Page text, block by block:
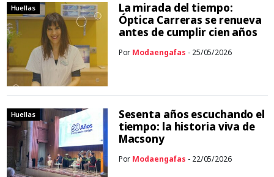
Huellas
La mirada del tiempo:
Óptica Carreras se renueva
antes de cumplir cien años
Por Modaengafas - 25/05/2026
Huellas
Sesenta años escuchando el
tiempo: la historia viva de
Macsony
Por Modaengafas - 22/05/2026